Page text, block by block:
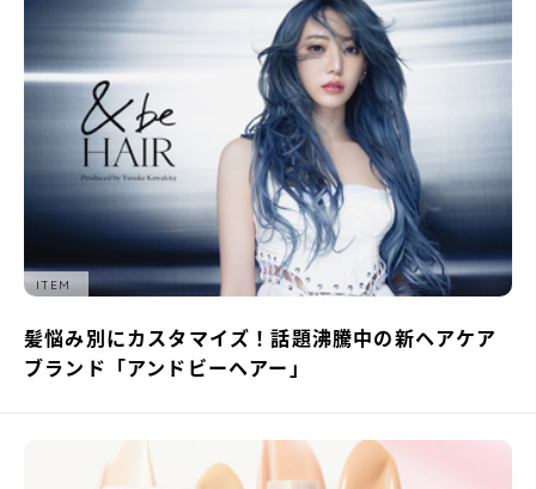
ITEM
髪悩み別にカスタマイズ！話題沸騰中の新ヘアケア
ブランド「アンドビーヘアー」